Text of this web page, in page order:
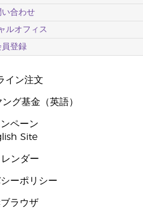
い合わせ
ルオフィス
員登録
イン注文
グ基金（英語）
ペーン
Site
ンダー
ーポリシー
ラウザ